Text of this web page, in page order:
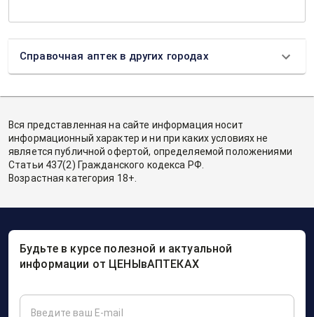
Справочная аптек в других городах
Вся представленная на сайте информация носит
информационный характер и ни при каких условиях не
является публичной офертой, определяемой положениями
Статьи 437(2) Гражданского кодекса РФ.
Возрастная категория 18+.
Будьте в курсе полезной и актуальной
информации от ЦЕНЫвАПТЕКАХ